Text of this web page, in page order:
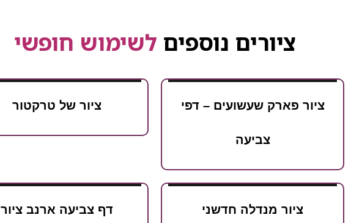
ציורים נוספים לשימוש חופשי
ציור פארק שעשועים – דפי
צביעה
ציור של טרקטור
ציור מנדלה חדשני דף צביעה ארנב ציור